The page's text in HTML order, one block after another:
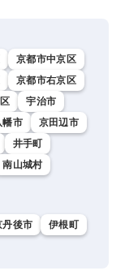
京都市中京区
京都市右京区
宇治市
幡市
京田辺市
井手町
南山城村
丹後市
伊根町